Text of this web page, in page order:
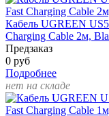
Кабель UGREEN
Charging Cable 2м,
Предзаказ
0 руб
Подробнее
нет на складе